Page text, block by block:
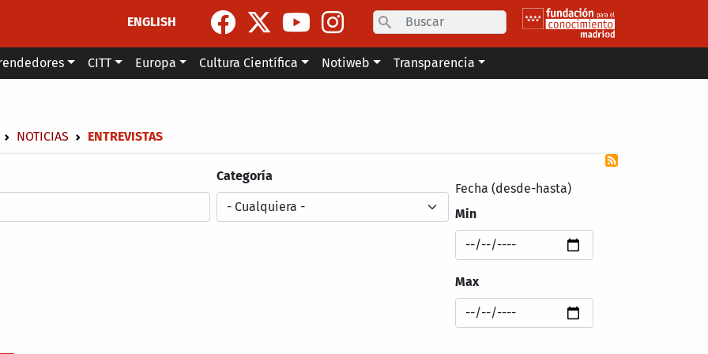
ENGLISH
Search
CITT Europa Cultura Científica Notiweb Transparencia
enlaces de ayuda a la navegación
NOTICIAS ENTREVISTAS
Categoría
Fecha (desde-hasta)
Min
Max